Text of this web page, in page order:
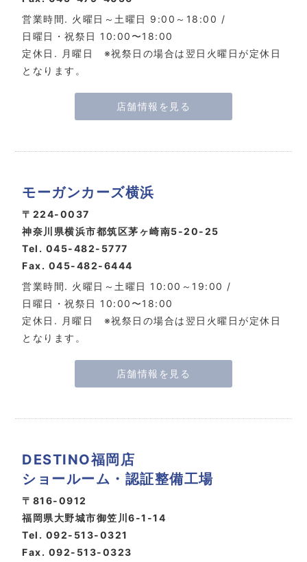
営業時間. 火曜日～土曜日 9:00～18:00 /
日曜日・祝祭日 10:00〜18:00
定休日. 月曜日 ※祝祭日の場合は翌日火曜日が定休日
となります。
店舗情報を見る
モーガンカーズ横浜
〒224-0037
神奈川県横浜市都筑区茅ヶ崎南5-20-25
Tel. 045-482-5777
Fax. 045-482-6444
営業時間. 火曜日～土曜日 10:00～19:00 /
日曜日・祝祭日 10:00〜18:00
定休日. 月曜日 ※祝祭日の場合は翌日火曜日が定休日
となります。
店舗情報を見る
DESTINO福岡店
ショールーム・認証整備工場
〒816-0912
福岡県大野城市御笠川6-1-14
Tel. 092-513-0321
Fax. 092-513-0323